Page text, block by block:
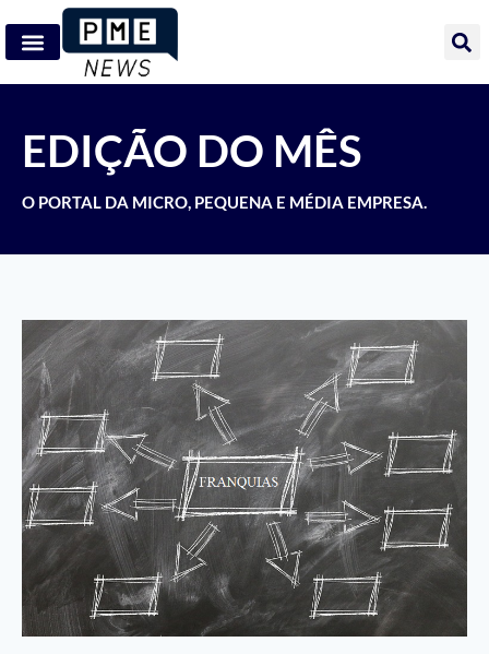
EDIÇÃO DO MÊS
O PORTAL DA MICRO, PEQUENA E MÉDIA EMPRESA.